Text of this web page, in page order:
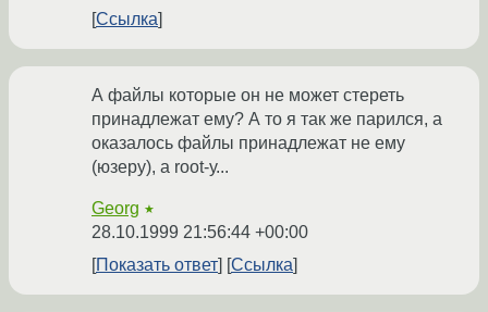
Ссылка
А файлы которые он не может стереть
принадлежат ему? А то я так же парился, а
оказалось файлы принадлежат не ему
(юзеру), а root-у...
Georg ★
28.10.1999 21:56:44 +00:00
Показать ответ
Ссылка